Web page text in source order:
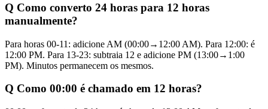
Q Como converto 24 horas para 12 horas
manualmente?
Para horas 00-11: adicione AM (00:00→12:00 AM). Para 12:00: é
12:00 PM. Para 13-23: subtraia 12 e adicione PM (13:00→1:00
PM). Minutos permanecem os mesmos.
Q Como 00:00 é chamado em 12 horas?